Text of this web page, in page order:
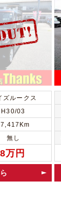
ズルークス
H30/03
無し
万円